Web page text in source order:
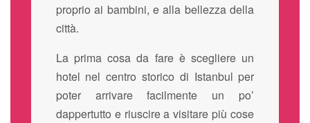
proprio ai bambini, e alla bellezza della
città.
La prima cosa da fare è scegliere un
hotel nel centro storico di Istanbul per
poter arrivare facilmente un po’
dappertutto e riuscire a visitare più cose